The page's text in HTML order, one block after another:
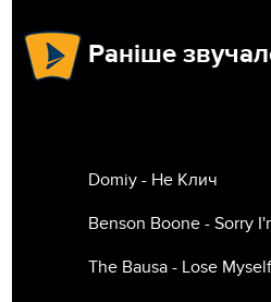
Раніше
Domiy - Не Клич
Benson Boone - Sorry
The Bausa - Lose